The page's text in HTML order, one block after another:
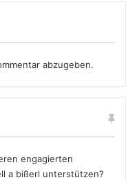
abzugeben.
engagierten
a bißerl unterstützen?